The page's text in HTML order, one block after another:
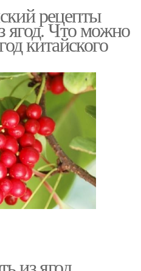
рецепты
ягод. Что можно
китайского